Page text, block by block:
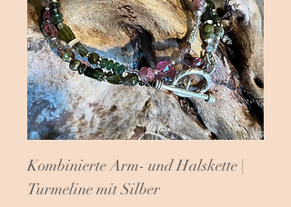
Kombinierte Arm- und Halskette |
Turmeline mit Silber